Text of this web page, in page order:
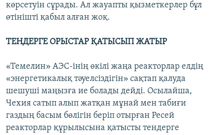
көрсетуін сұрады. Ал жауапты қызметкерлер бұл
өтінішті қабыл алған жоқ.
ТЕНДЕРГЕ ОРЫСТАР ҚАТЫСЫП ЖАТЫР
«Темелин» АЭС-інің өкілі жаңа реакторлар елдің
«энергетикалық тәуелсіздігін» сақтап қалуда
шешуші маңызға ие болады дейді. Осылайша,
Чехия сатып алып жатқан мұнай мен табиғи
газдың басым бөлігін беріп отырған Ресей
реакторлар құрылысына қатысты тендерге